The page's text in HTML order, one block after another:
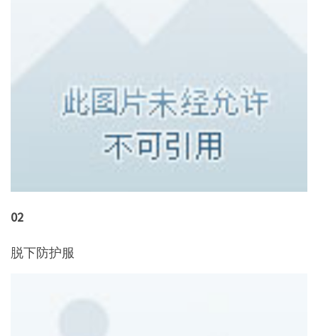
02
脱下防护服